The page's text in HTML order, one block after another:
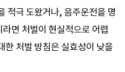
적극 도왔거나, 음주운전을 명
면 처벌이 현실적으로 어렵
한 처벌 방침은 실효성이 낮을